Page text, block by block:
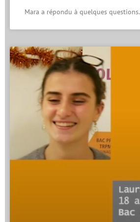
Mara a répondu à quelques questions.